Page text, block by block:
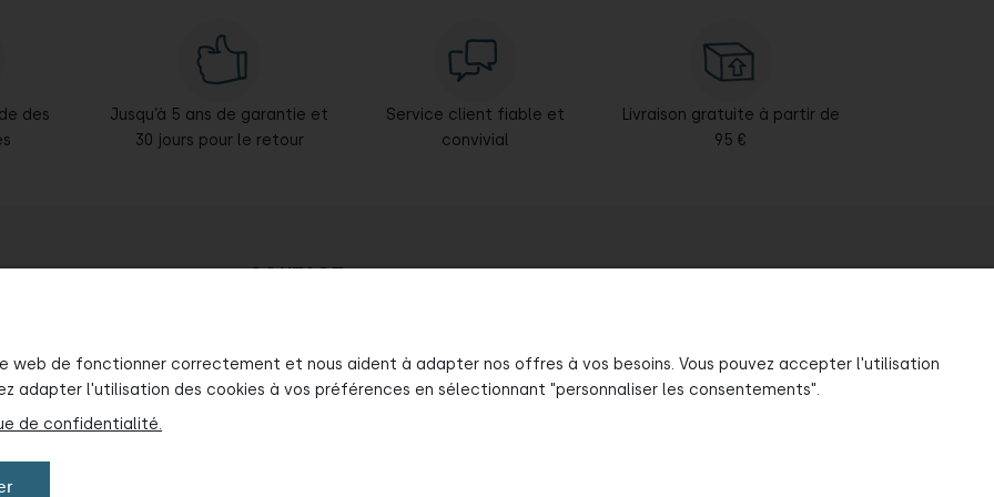
des
Jusqu’à 5 ans de garantie et
30 jours pour le retour
Service client fiable et
convivial
Livraison gratuite à partir de
95 €
de montage
CONTACT
web de fonctionner correctement et nous aident à adapter nos offres à vos besoins. Vous pouvez accepter l'utilisation
adapter l'utilisation des cookies à vos préférences en sélectionnant "personnaliser les consentements".
de confidentialité.